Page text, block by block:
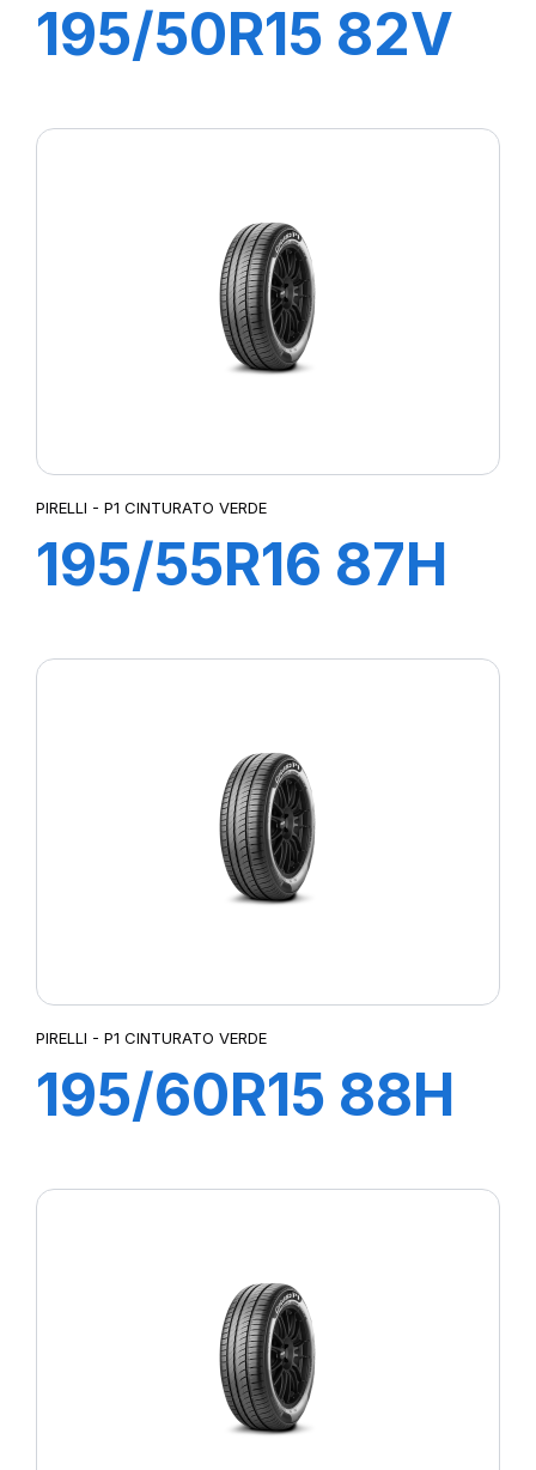
195/50R15 82V
PIRELLI - P1 CINTURATO VERDE
195/55R16 87H
PIRELLI - P1 CINTURATO VERDE
195/60R15 88H